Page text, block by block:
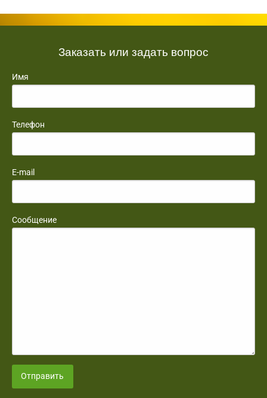
Заказать или задать вопрос
Имя
Телефон
E-mail
Сообщение
Отправить